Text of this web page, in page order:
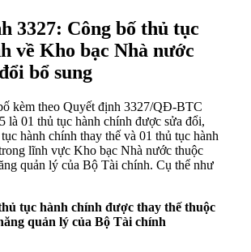
3327: Công bố thủ tục
về Kho bạc Nhà nước
bổ sung
kèm theo Quyết định 3327/QĐ-BTC
là 01 thủ tục hành chính được sửa đổi,
hành chính thay thế và 01 thủ tục hành
lĩnh vực Kho bạc Nhà nước thuộc
quản lý của Bộ Tài chính. Cụ thể như
tục hành chính được thay thế thuộc
quản lý của Bộ Tài chính